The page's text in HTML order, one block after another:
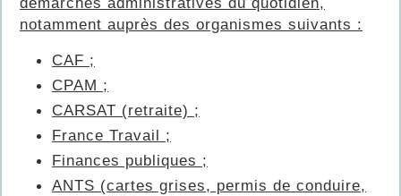
notamment auprès des organismes suivants :
CAF ;
CPAM ;
CARSAT (retraite) ;
France Travail ;
Finances publiques ;
ANTS (cartes grises, permis de conduire,